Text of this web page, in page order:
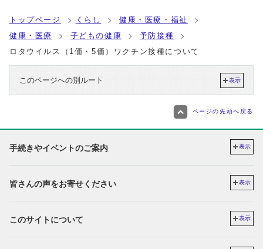
トップページ くらし
健康・医療・福祉
健康・医療
子どもの健康
予防接種
ロタウイルス（1価・5価）ワクチン接種について
このページへの別ルート 表示
ページの先頭へ戻る
手続きやイベントのご案内 表示
皆さんの声をお寄せください 表示
このサイトについて 表示